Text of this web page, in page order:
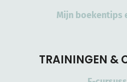
Mijn boekentips
TRAININGEN &